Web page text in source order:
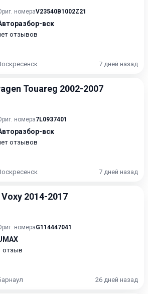
номераV23540B1002Z21
вск
отзывов
7 дней назад
Touareg 2002-2007
номера7L0937401
вск
отзывов
7 дней назад
2014-2017
номераG114447041
отзыв
26 дней назад